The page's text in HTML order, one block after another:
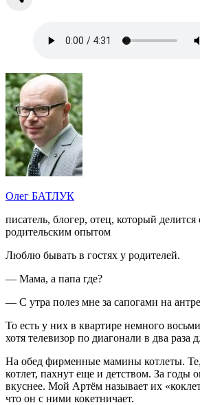
Олег БАТЛУК
писатель, блогер, отец, который делится
родительским опытом
Люблю бывать в гостях у родителей.
— Мама, а папа где?
— С утра полез мне за сапогами на
То есть у них в квартире немного
хотя телевизор по диагонали в два раза
На обед фирменные мамины котлеты.
котлет, пахнут еще и детством. За годы
вкуснее. Мой Артём называет их
что он с ними кокетничает.